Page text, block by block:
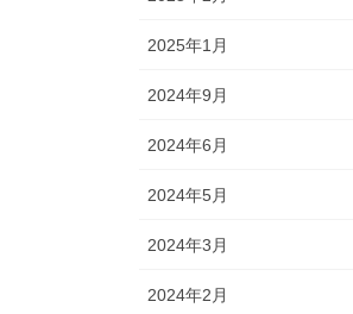
2025年1月
2024年9月
2024年6月
2024年5月
2024年3月
2024年2月